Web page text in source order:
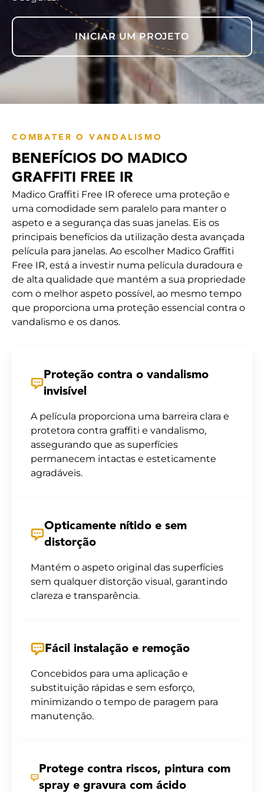
INICIAR UM PROJETO
COMBATER O VANDALISMO
BENEFÍCIOS DO MADICO
GRAFFITI FREE IR
Madico Graffiti Free IR oferece uma proteção e
uma comodidade sem paralelo para manter o
aspeto e a segurança das suas janelas. Eis os
principais benefícios da utilização desta avançada
película para janelas. Ao escolher Madico Graffiti
Free IR, está a investir numa película duradoura e
de alta qualidade que mantém a sua propriedade
com o melhor aspeto possível, ao mesmo tempo
que proporciona uma proteção essencial contra o
vandalismo e os danos.
Proteção contra o vandalismo
invisível
A película proporciona uma barreira clara e
protetora contra graffiti e vandalismo,
assegurando que as superfícies
permanecem intactas e esteticamente
agradáveis.
Opticamente nítido e sem
distorção
Mantém o aspeto original das superfícies
sem qualquer distorção visual, garantindo
clareza e transparência.
Fácil instalação e remoção
Concebidos para uma aplicação e
substituição rápidas e sem esforço,
minimizando o tempo de paragem para
manutenção.
Protege contra riscos, pintura com
spray e gravura com ácido